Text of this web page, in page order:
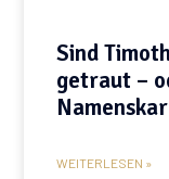
Sind
getraut –
WEITERLESEN »